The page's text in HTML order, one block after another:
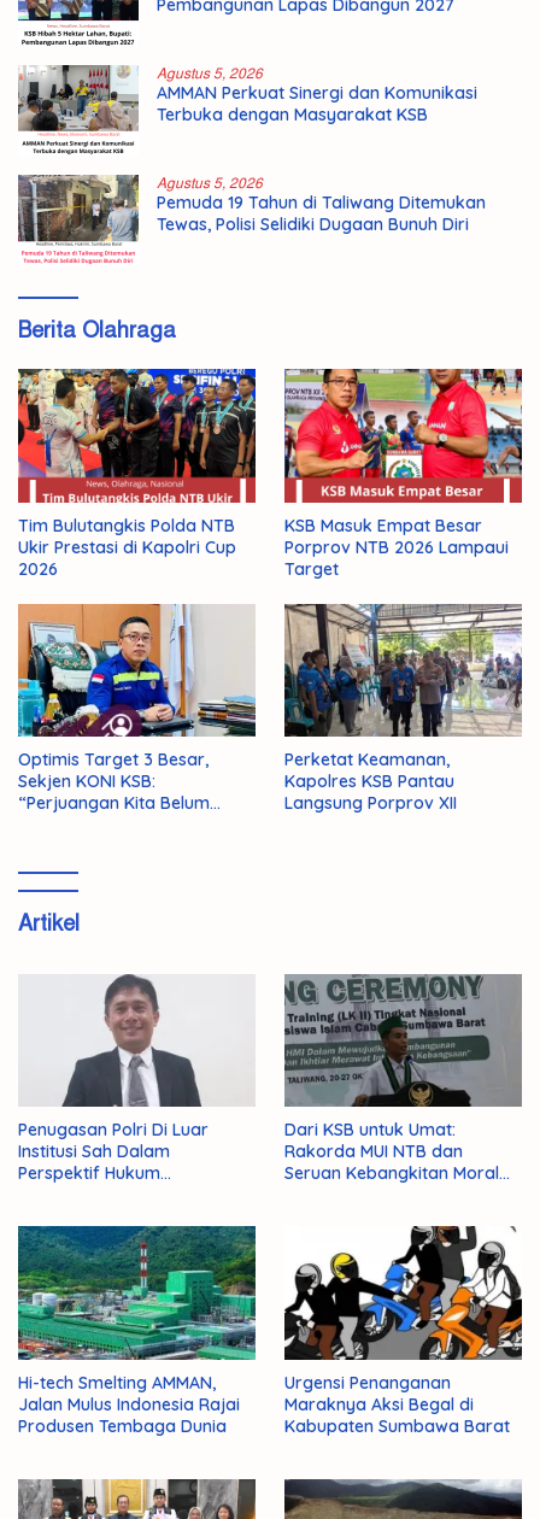
Pembangunan Lapas Dibangun 2027
Agustus 5, 2026
AMMAN Perkuat Sinergi dan Komunikasi
Terbuka dengan Masyarakat KSB
Agustus 5, 2026
Pemuda 19 Tahun di Taliwang Ditemukan
Tewas, Polisi Selidiki Dugaan Bunuh Diri
Berita Olahraga
Tim Bulutangkis Polda NTB
Ukir Prestasi di Kapolri Cup
2026
KSB Masuk Empat Besar
Porprov NTB 2026 Lampaui
Target
Optimis Target 3 Besar,
Sekjen KONI KSB:
“Perjuangan Kita Belum
Perketat Keamanan,
Kapolres KSB Pantau
Langsung Porprov XII
Artikel
Penugasan Polri Di Luar
Institusi Sah Dalam
Perspektif Hukum
Dari KSB untuk Umat:
Rakorda MUI NTB dan
Seruan Kebangkitan Moral
Hi-tech Smelting AMMAN,
Jalan Mulus Indonesia Rajai
Produsen Tembaga Dunia
Urgensi Penanganan
Maraknya Aksi Begal di
Kabupaten Sumbawa Barat